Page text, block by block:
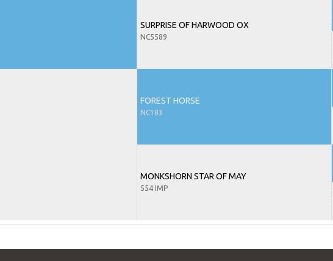
SURPRISE OF HARWOOD OX
NC5589
FOREST HORSE
NC183
MONKSHORN STAR OF MAY
554 IMP